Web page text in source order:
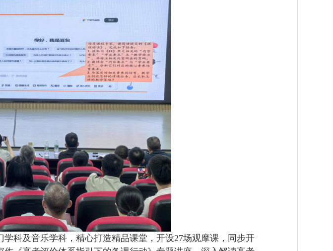
及音乐学科，精心打造精品课堂，开设27场观摩课，同步开